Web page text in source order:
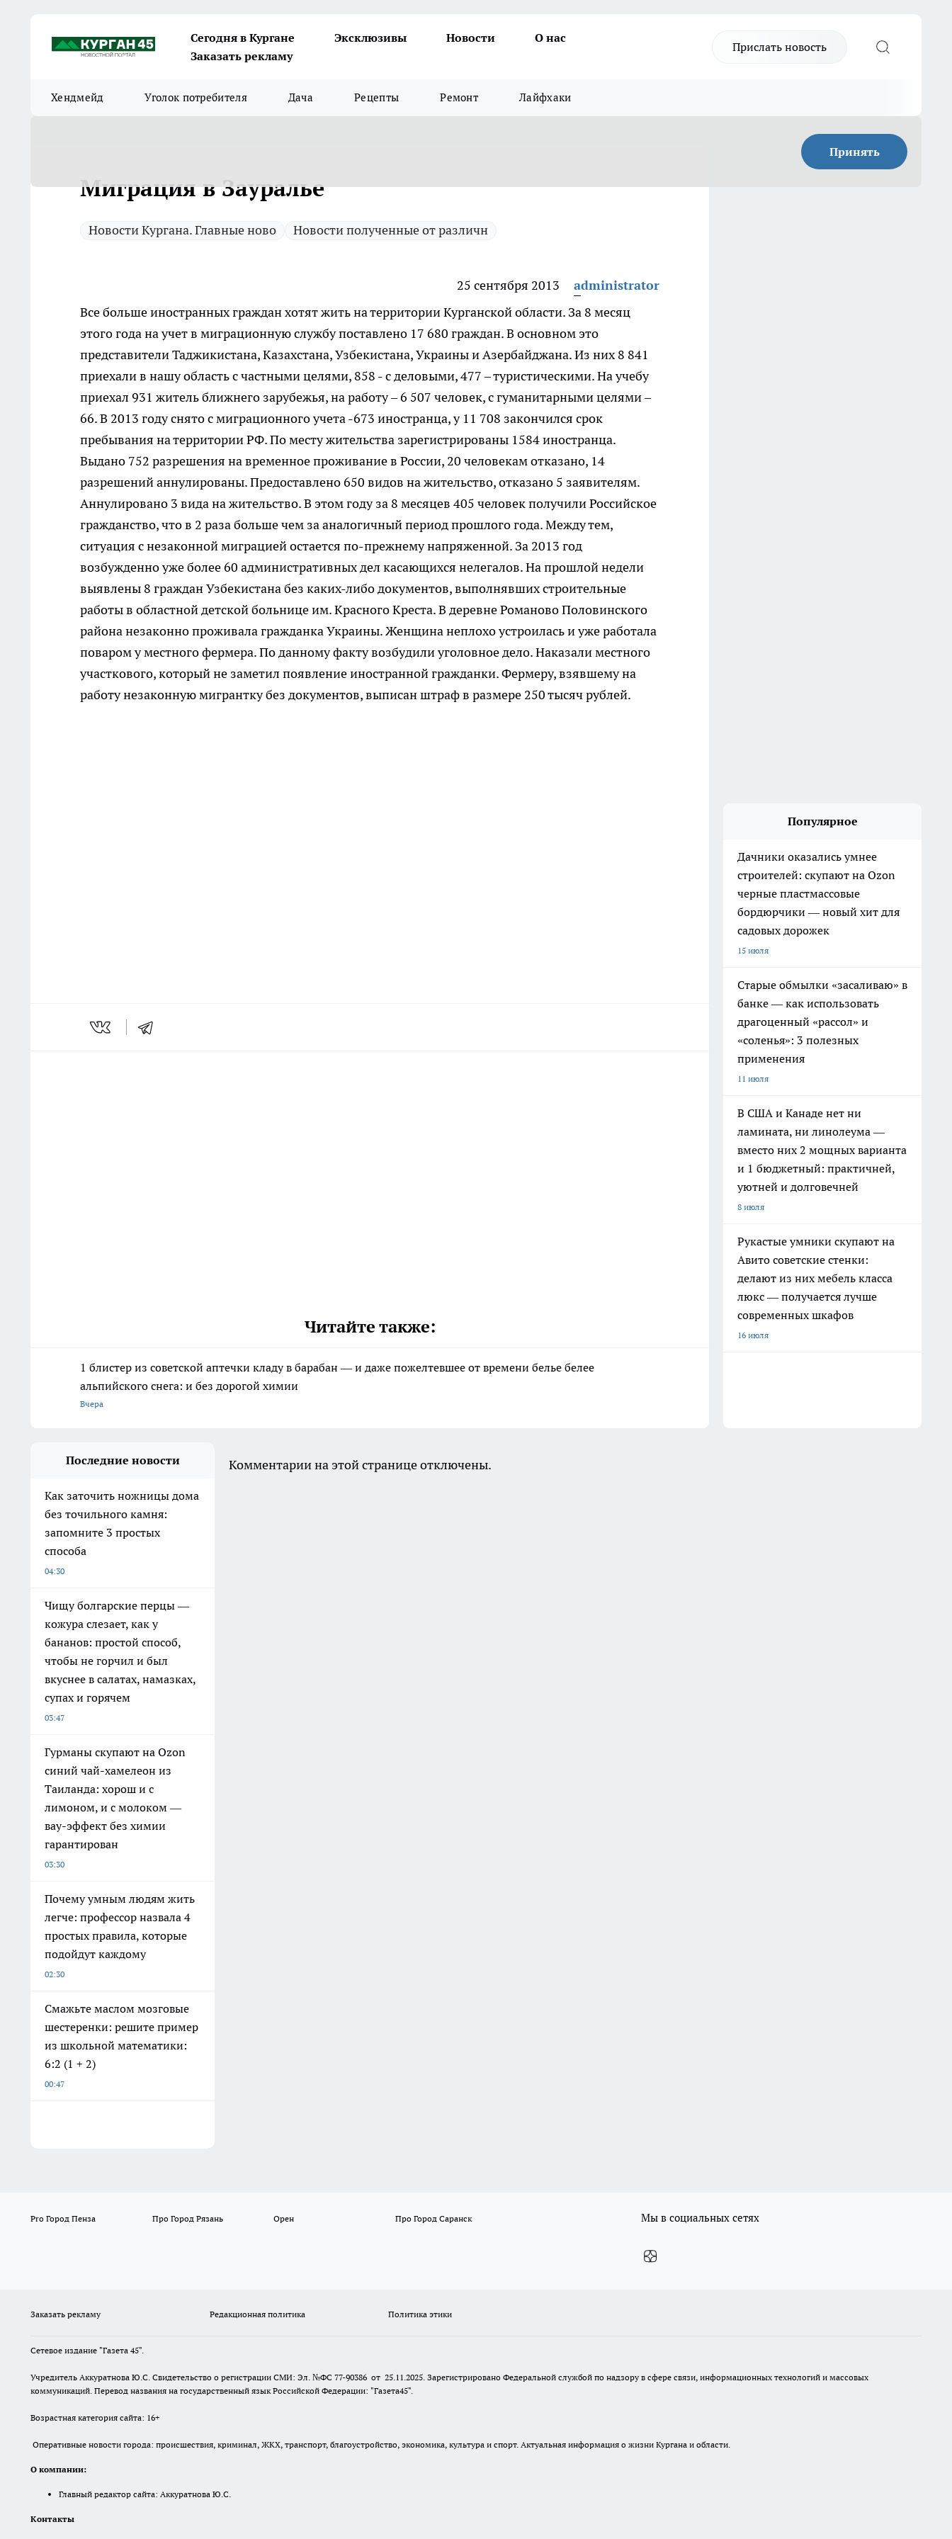
Сегодня в Кургане Эксклюзивы Новости
О нас
Заказать рекламу
Прислать новость
Хендмейд Уголок потребителя Дача Рецепты Ремонт Лайфхаки
Принять
Миграция в Зауралье
Новости Кургана. Главные ново Новости полученные от различн
25 сентября 2013
administrator
Все больше иностранных граждан хотят жить на территории Курганской области. За 8 месяц
этого года на учет в миграционную службу поставлено 17 680 граждан. В основном это
представители Таджикистана, Казахстана, Узбекистана, Украины и Азербайджана. Из них 8 841
приехали в нашу область с частными целями, 858 - с деловыми, 477 – туристическими. На учебу
приехал 931 житель ближнего зарубежья, на работу – 6 507 человек, с гуманитарными целями –
66. В 2013 году снято с миграционного учета -673 иностранца, у 11 708 закончился срок
пребывания на территории РФ. По месту жительства зарегистрированы 1584 иностранца.
Выдано 752 разрешения на временное проживание в России, 20 человекам отказано, 14
разрешений аннулированы. Предоставлено 650 видов на жительство, отказано 5 заявителям.
Аннулировано 3 вида на жительство. В этом году за 8 месяцев 405 человек получили Российское
гражданство, что в 2 раза больше чем за аналогичный период прошлого года. Между тем,
ситуация с незаконной миграцией остается по-прежнему напряженной. За 2013 год
возбужденно уже более 60 административных дел касающихся нелегалов. На прошлой недели
выявлены 8 граждан Узбекистана без каких-либо документов, выполнявших строительные
работы в областной детской больнице им. Красного Креста. В деревне Романово Половинского
района незаконно проживала гражданка Украины. Женщина неплохо устроилась и уже работала
поваром у местного фермера. По данному факту возбудили уголовное дело. Наказали местного
участкового, который не заметил появление иностранной гражданки. Фермеру, взявшему на
работу незаконную мигрантку без документов, выписан штраф в размере 250 тысяч рублей.
Читайте также:
1 блистер из советской аптечки кладу в барабан — и даже пожелтевшее от времени белье белее
альпийского снега: и без дорогой химии
Вчера
Популярное
Дачники оказались умнее
строителей: скупают на Ozon
черные пластмассовые
бордюрчики — новый хит для
садовых дорожек
15 июля
Старые обмылки «засаливаю» в
банке — как использовать
драгоценный «рассол» и
«соленья»: 3 полезных
применения
11 июля
В США и Канаде нет ни
ламината, ни линолеума —
вместо них 2 мощных варианта
и 1 бюджетный: практичней,
уютней и долговечней
8 июля
Рукастые умники скупают на
Авито советские стенки:
делают из них мебель класса
люкс — получается лучше
современных шкафов
16 июля
Последние новости
Как заточить ножницы дома
без точильного камня:
запомните 3 простых
способа
04:30
Чищу болгарские перцы —
кожура слезает, как у
бананов: простой способ,
чтобы не горчил и был
вкуснее в салатах, намазках,
супах и горячем
03:47
Гурманы скупают на Ozon
синий чай-хамелеон из
Таиланда: хорош и с
лимоном, и с молоком —
вау-эффект без химии
гарантирован
03:30
Почему умным людям жить
легче: профессор назвала 4
простых правила, которые
подойдут каждому
02:30
Смажьте маслом мозговые
шестеренки: решите пример
из школьной математики:
6:2 (1 + 2)
00:47
Комментарии на этой странице отключены.
Pro Город Пенза Про Город Рязань Орен Про Город Саранск Мы в социальных сетях
Заказать рекламу Редакционная политика Политика этики
Сетевое издание "Газета 45".
Учредитель Аккуратнова Ю.С. Свидетельство о регистрации СМИ: Эл. №ФС 77-90386 от 25.11.2025. Зарегистрировано Федеральной службой по надзору в сфере связи, информационных технологий и массовых
коммуникаций. Перевод названия на государственный язык Российской Федерации: "Газета45".
Возрастная категория сайта: 16+
Оперативные новости города: происшествия, криминал, ЖКХ, транспорт, благоустройство, экономика, культура и спорт. Актуальная информация о жизни Кургана и области.
О компании:
Главный редактор сайта: Аккуратнова Ю.С.
Контакты